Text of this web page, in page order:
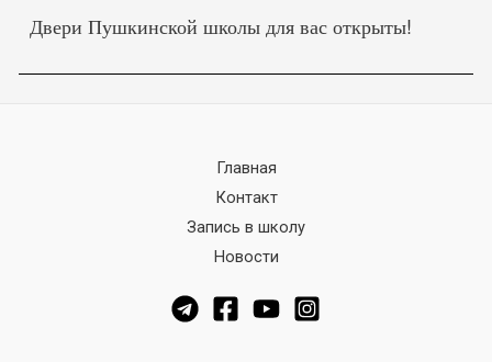
Двери Пушкинской школы для вас открыты!
Главная
Контакт
Запись в школу
Новости